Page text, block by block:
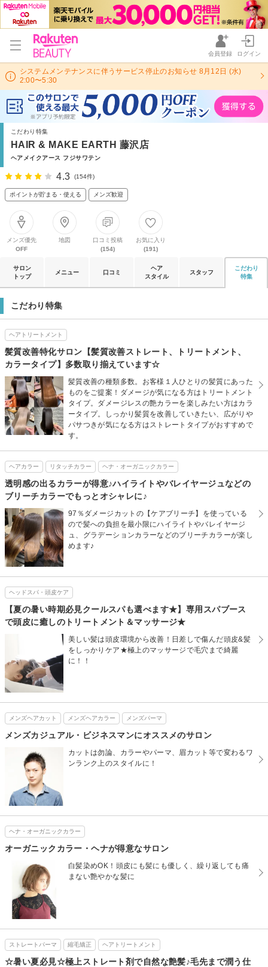
会員登録 ログイン
システムメンテナンスに伴うサービス停止のお知らせ 8月12日 (水)
2:00〜5:30
こだわり特集
HAIR & MAKE EARTH 藤沢店
ヘアメイクアース フジサワテン
4.3 (154件)
ポイントが貯まる・使える メンズ歓迎
メンズ優先
OFF
地図
口コミ投稿
(154)
お気に入り
(191)
サロン
トップ
メニュー 口コミ
ヘア
スタイル
スタッフ
こだわり
特集
こだわり特集
ヘアトリートメント
髪質改善特化サロン【髪質改善ストレート、トリートメント、
カラータイプ】多数取り揃えています☆
髪質改善の種類多数。お客様１人ひとりの髪質にあった
ものをご提案！ダメージが気になる方はトリートメント
タイプ。ダメージレスの艶カラーを楽しみたい方はカラ
ータイプ。しっかり髪質を改善していきたい、広がりや
パサつきが気になる方はストレートタイプがおすすめで
す。
ヘアカラー リタッチカラー ヘナ・オーガニックカラー
透明感の出るカラーが得意♪ハイライトやバレイヤージュなどの
ブリーチカラーでもっとオシャレに♪
97％ダメージカットの【ケアブリーチ】を使っている
ので髪への負担を最小限にハイライトやバレイヤージ
ュ、グラデーションカラーなどのブリーチカラーが楽し
めます♪
ヘッドスパ・頭皮ケア
【夏の暑い時期必見クールスパも選べます★】専用スパブース
で頭皮に癒しのトリートメント＆マッサージ★
美しい髪は頭皮環境から改善！日差しで傷んだ頭皮&髪
をしっかりケア★極上のマッサージで毛穴まで綺麗
に！！
メンズヘアカット メンズヘアカラー メンズパーマ
メンズカジュアル・ビジネスマンにオススメのサロン
カットは勿論、カラーやパーマ、眉カット等で変わるワ
ンランク上のスタイルに！
ヘナ・オーガニックカラー
オーガニックカラー・ヘナが得意なサロン
白髪染めOK！頭皮にも髪にも優しく、繰り返しても痛
まない艶やかな髪に
ストレートパーマ 縮毛矯正 ヘアトリートメント
☆暑い夏必見☆極上ストレート剤で自然な艶髪♪毛先まで潤う仕